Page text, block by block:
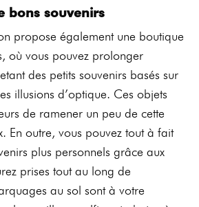
bons souvenirs
propose également une boutique
où vous pouvez prolonger
des petits souvenirs basés sur
illusions d’optique. Ces objets
de ramener un peu de cette
En outre, vous pouvez tout à fait
plus personnels grâce aux
prises tout au long de
au sol sont à votre